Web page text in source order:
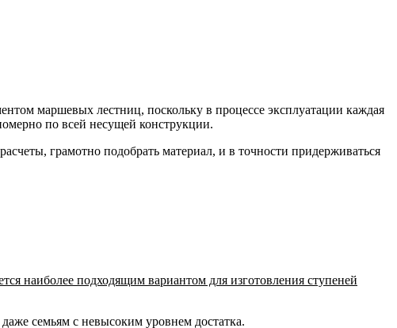
маршевых лестниц, поскольку в процессе эксплуатации каждая
по всей несущей конструкции.
грамотно подобрать материал, и в точности придерживаться
наиболее подходящим вариантом для изготовления ступеней
семьям с невысоким уровнем достатка.